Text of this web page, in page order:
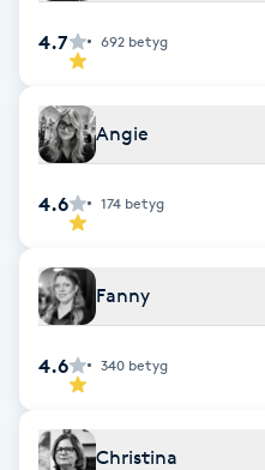
Fotsvamp
Fotvård
Fransborttagning
Fransfärgning
Fransförlängning
Fransförlängning Megavolym
4.7 692 betyg
Angie
4.6 174 betyg
Fanny
4.6 340 betyg
Christina